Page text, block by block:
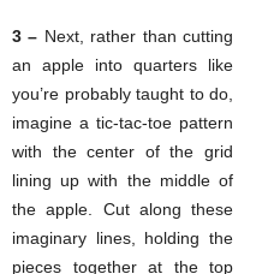
3 – Next, rather than cutting
an apple into quarters like
you’re probably taught to do,
imagine a tic-tac-toe pattern
with the center of the grid
lining up with the middle of
the apple. Cut along these
imaginary lines, holding the
pieces together at the top